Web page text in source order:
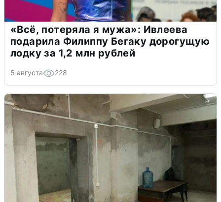
«Всё, потеряла я мужа»: Ивлеева
подарила Филиппу Бегаку дорогущую
лодку за 1,2 млн рублей
5 августа 228